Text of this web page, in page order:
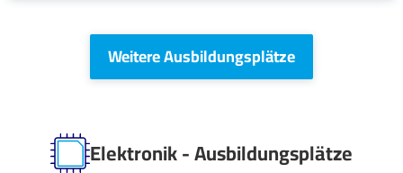
Weitere Ausbildungsplätze
Elektronik - Ausbildungsplätze